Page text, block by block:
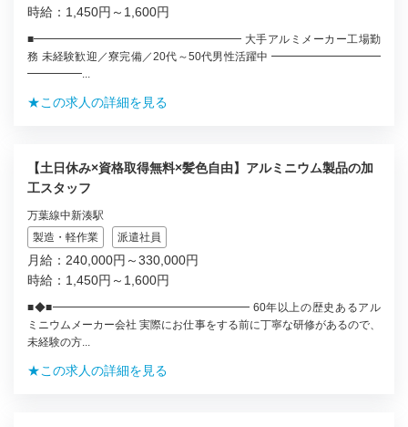
時給：1,450円～1,600円
■━━━━━━━━━━━━━━━━━━━ 大手アルミメーカー工場勤
務 未経験歓迎／寮完備／20代～50代男性活躍中 ━━━━━━━━━━
━━━━━...
★この求人の詳細を見る
【土日休み×資格取得無料×髪色自由】アルミニウム製品の加
工スタッフ
万葉線中新湊駅
製造・軽作業
派遣社員
月給：240,000円～330,000円
時給：1,450円～1,600円
■◆■━━━━━━━━━━━━━━━━━━ 60年以上の歴史あるアル
ミニウムメーカー会社 実際にお仕事をする前に丁寧な研修があるので、
未経験の方...
★この求人の詳細を見る